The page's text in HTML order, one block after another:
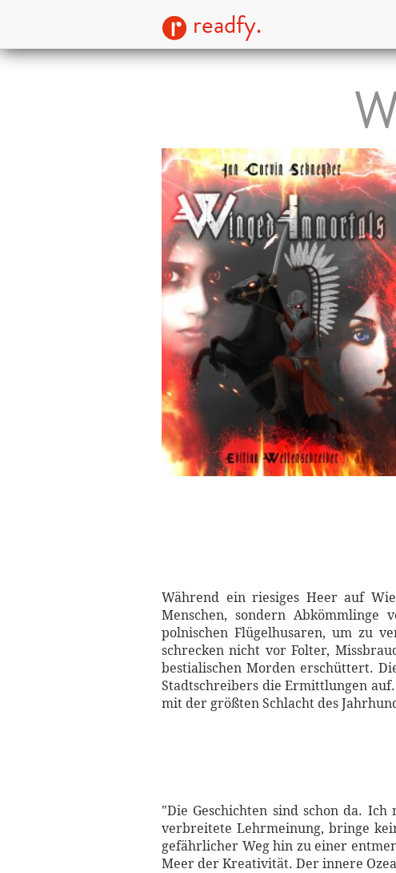
readfy.
Während ein riesiges Heer auf
Menschen, sondern
polnischen Flügelhusaren, um zu
schrecken nicht vor Folter,
bestialischen Morden erschüttert.
Stadtschreibers die Ermittlungen
mit der größten Schlacht des
"Die Geschichten sind schon da.
verbreitete Lehrmeinung, bringe
gefährlicher Weg hin zu einer
Meer der Kreativität. Der innere